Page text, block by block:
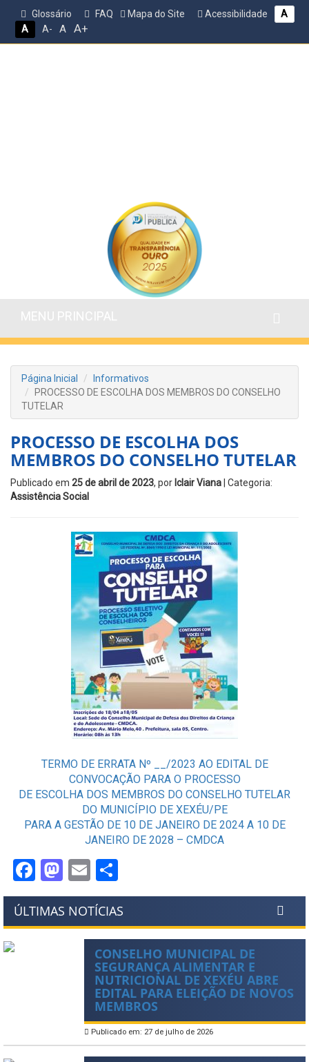
Glossário FAQ Mapa do Site Acessibilidade
A
A
A- A A+
Página Inicial
Informativos
PROCESSO DE ESCOLHA DOS MEMBROS DO CONSELHO
TUTELAR
PROCESSO DE ESCOLHA DOS
MEMBROS DO CONSELHO TUTELAR
Publicado em 25 de abril de 2023, por Iclair Viana | Categoria:
Assistência Social
TERMO DE ERRATA Nº __/2023 AO EDITAL DE
CONVOCAÇÃO PARA O PROCESSO
DE ESCOLHA DOS MEMBROS DO CONSELHO TUTELAR
DO MUNICÍPIO DE XEXÉU/PE
PARA A GESTÃO DE 10 DE JANEIRO DE 2024 A 10 DE
JANEIRO DE 2028 – CMDCA
Facebook
Mastodon
Email
ÚLTIMAS NOTÍCIAS
CONSELHO MUNICIPAL DE
SEGURANÇA ALIMENTAR E
NUTRICIONAL DE XEXÉU ABRE
EDITAL PARA ELEIÇÃO DE NOVOS
MEMBROS
Publicado em: 27 de julho de 2026